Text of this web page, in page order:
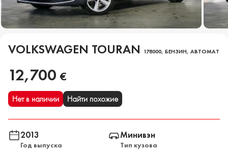
VOLKSWAGEN TOURAN 178000, БЕНЗИН, АВТОМАТ
12,700 €
Нет в наличии Найти похожие
2013
Год выпуска
Минивэн
Тип кузова